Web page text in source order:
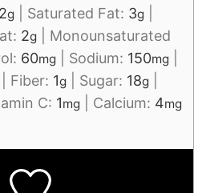
g Saturated Fat: 3g
2g
Monounsaturated
60mg Sodium: 150mg
Fiber: 1g Sugar: 18g
C: 1mg Calcium: 4mg